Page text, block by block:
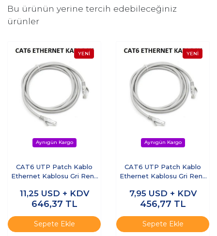
Bu ürünün yerine tercih edebileceğiniz
ürünler
CAT6 UTP Patch Kablo
Ethernet Kablosu Gri Renk
11,25 USD + KDV
646,37 TL
Sepete Ekle
CAT6 UTP Patch Kablo
Ethernet Kablosu Gri Renk
7,95 USD + KDV
456,77 TL
Sepete Ekle